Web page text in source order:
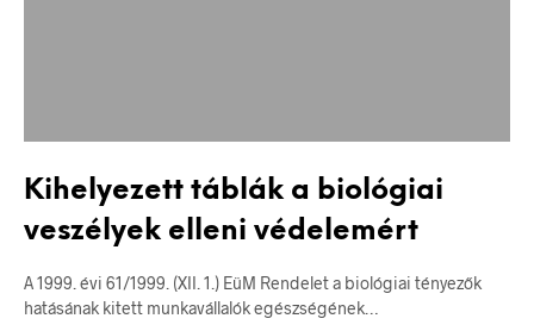
Kihelyezett táblák a biológiai
veszélyek elleni védelemért
A 1999. évi 61/1999. (XII. 1.) EüM Rendelet a biológiai tényezők
hatásának kitett munkavállalók egészségének…